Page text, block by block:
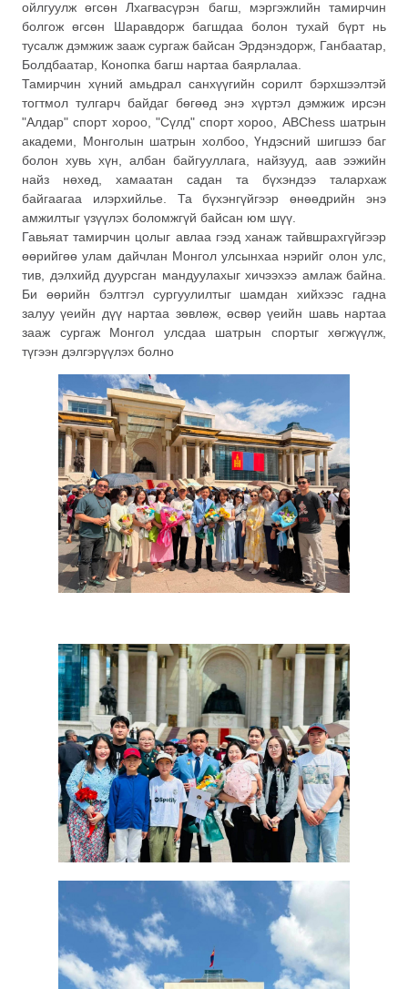
ойлгуулж өгсөн Лхагвасүрэн багш, мэргэжлийн тамирчин
болгож өгсөн Шаравдорж багшдаа болон тухай бүрт нь
тусалж дэмжиж зааж сургаж байсан Эрдэнэдорж, Ганбаатар,
Болдбаатар, Конопка багш нартаа баярлалаа.
Тамирчин хүний амьдрал санхүүгийн сорилт бэрхшээлтэй
тогтмол тулгарч байдаг бөгөөд энэ хүртэл дэмжиж ирсэн
"Алдар" спорт хороо, "Сүлд" спорт хороо, ABChess шатрын
академи, Монголын шатрын холбоо, Үндэсний шигшээ баг
болон хувь хүн, албан байгууллага, найзууд, аав ээжийн
найз нөхөд, хамаатан садан та бүхэндээ талархаж
байгаагаа илэрхийлье. Та бүхэнгүйгээр өнөөдрийн энэ
амжилтыг үзүүлэх боломжгүй байсан юм шүү.
Гавьяат тамирчин цолыг авлаа гээд ханаж тайвшрахгүйгээр
өөрийгөө улам дайчлан Монгол улсынхаа нэрийг олон улс,
тив, дэлхийд дуурсган мандуулахыг хичээхээ амлаж байна.
Би өөрийн бэлтгэл сургуулилтыг шамдан хийхээс гадна
залуу үеийн дүү нартаа зөвлөж, өсвөр үеийн шавь нартаа
зааж сургаж Монгол улсдаа шатрын спортыг хөгжүүлж,
түгээн дэлгэрүүлэх болно